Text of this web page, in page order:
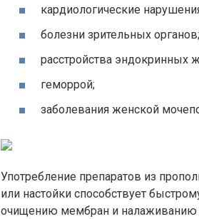
кардиологические
болезни зрительных органов;
расстройства эндокринных
геморрой;
заболевания женской
Употребление препаратов из
или настойки способствует
очищению мембран и налаживанию